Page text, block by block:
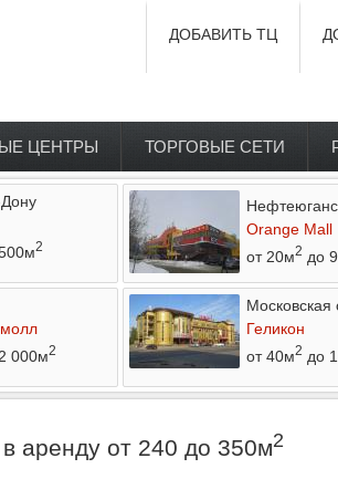
ДОБАВИТЬ ТЦ
ЦЕНТРЫ ТОРГОВЫЕ СЕТИ
2
Orange Mall
от 20м2 до
000м2
Московская
Геликон
от 40м2 до
аренду от 240 до 350м2